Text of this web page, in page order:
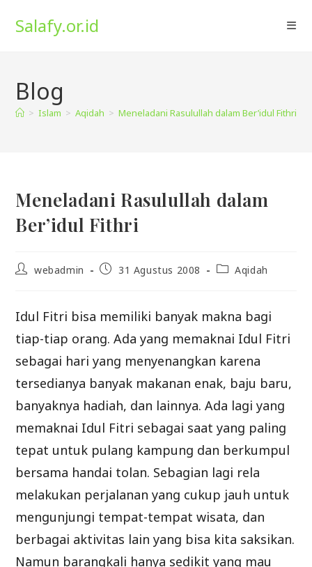
Salafy.or.id
Blog
> Islam > Aqidah > Meneladani Rasulullah dalam Ber’idul Fithri
Meneladani Rasulullah dalam
Ber’idul Fithri
Postwebadmin
Post31 Agustus 2008
PostAqidah
Idul Fitri bisa memiliki banyak makna bagi
tiap-tiap orang. Ada yang memaknai Idul Fitri
sebagai hari yang menyenangkan karena
tersedianya banyak makanan enak, baju baru,
banyaknya hadiah, dan lainnya. Ada lagi yang
memaknai Idul Fitri sebagai saat yang paling
tepat untuk pulang kampung dan berkumpul
bersama handai tolan. Sebagian lagi rela
melakukan perjalanan yang cukup jauh untuk
mengunjungi tempat-tempat wisata, dan
berbagai aktivitas lain yang bisa kita saksikan.
Namun barangkali hanya sedikit yang mau